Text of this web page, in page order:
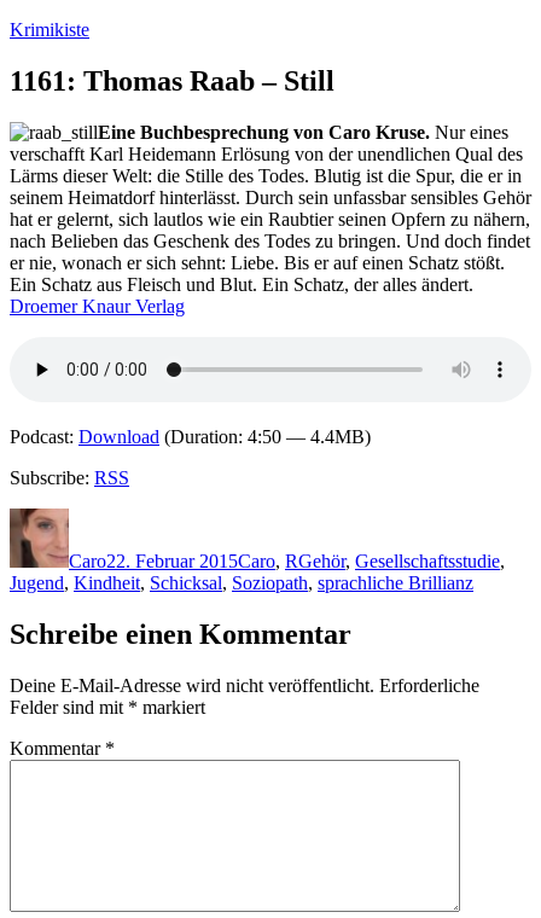
Zum
springen
Krimikiste
1161: Thomas Raab – Still
Eine Buchbesprechung von Caro Kruse. Nur eines
verschafft Karl Heidemann Erlösung von der unendlichen Qual des
Lärms dieser Welt: die Stille des Todes. Blutig ist die Spur, die er in
seinem Heimatdorf hinterlässt. Durch sein unfassbar sensibles Gehör
hat er gelernt, sich lautlos wie ein Raubtier seinen Opfern zu nähern,
nach Belieben das Geschenk des Todes zu bringen. Und doch findet
er nie, wonach er sich sehnt: Liebe. Bis er auf einen Schatz stößt.
Ein Schatz aus Fleisch und Blut. Ein Schatz, der alles ändert.
Droemer Knaur Verlag
Podcast: Download (Duration: 4:50 — 4.4MB)
Subscribe: RSS
Autor
Caro22. Februar 2015Caro, RGehör, Gesellschaftsstudie,
Jugend, Kindheit, Schicksal, Soziopath, sprachliche Brillianz
Schreibe einen Kommentar
Deine E-Mail-Adresse wird nicht veröffentlicht. Erforderliche
Felder sind mit * markiert
Kommentar *